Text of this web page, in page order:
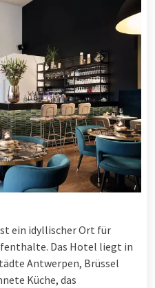
ein idyllischer Ort für
Das Hotel liegt in
Antwerpen, Brüssel
Küche, das